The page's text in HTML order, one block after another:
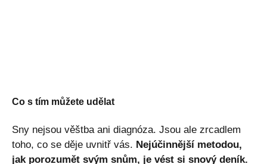
Co s tím můžete udělat
Sny nejsou věštba ani diagnóza. Jsou ale zrcadlem
toho, co se děje uvnitř vás. Nejúčinnější metodou,
jak porozumět svým snům, je vést si snový deník.